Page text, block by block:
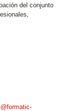
del conjunto